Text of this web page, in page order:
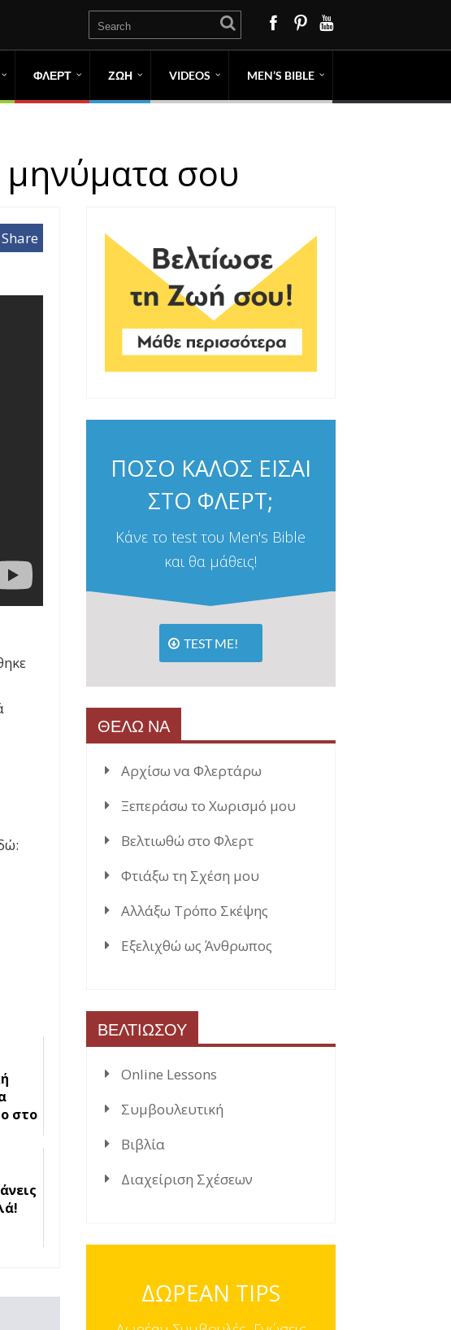
ΦΛΕΡΤ ΖΩΗ VIDEOS MEN’S BIBLE
μηνύματα σου
Share
στο
ΠΟΣΟ ΚΑΛΟΣ ΕΙΣΑΙ
ΣΤΟ ΦΛΕΡΤ;
Κάνε το test του Men's Bible
και θα μάθεις!
TEST ME!
ΘΕΛΩ ΝΑ
Αρχίσω να Φλερτάρω
Ξεπεράσω το Χωρισμό μου
Βελτιωθώ στο Φλερτ
Φτιάξω τη Σχέση μου
Αλλάξω Τρόπο Σκέψης
Εξελιχθώ ως Άνθρωπος
ΒΕΛΤΙΩΣΟΥ
Online Lessons
Συμβουλευτική
Βιβλία
Διαχείριση Σχέσεων
ΔΩΡΕΑΝ TIPS